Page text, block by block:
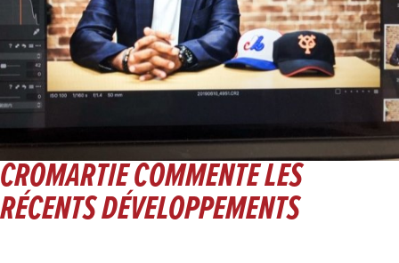
CROMARTIE COMMENTE LES
RÉCENTS DÉVELOPPEMENTS